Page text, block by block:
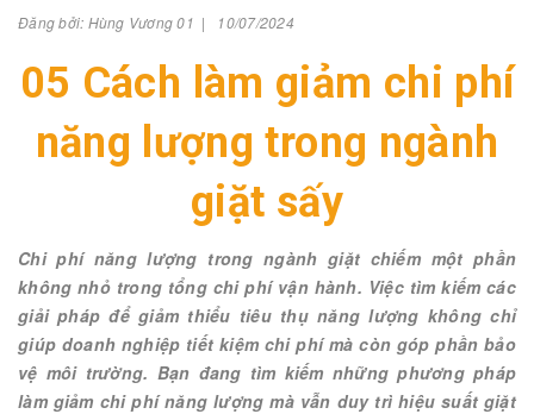
Đăng bởi: Hùng Vương 01 | 10/07/2024
05 Cách làm giảm chi phí
năng lượng trong ngành
giặt sấy
Chi phí năng lượng trong ngành giặt chiếm một phần
không nhỏ trong tổng chi phí vận hành. Việc tìm kiếm các
giải pháp để giảm thiểu tiêu thụ năng lượng không chỉ
giúp doanh nghiệp tiết kiệm chi phí mà còn góp phần bảo
vệ môi trường. Bạn đang tìm kiếm những phương pháp
làm giảm chi phí năng lượng mà vẫn duy trì hiệu suất giặt